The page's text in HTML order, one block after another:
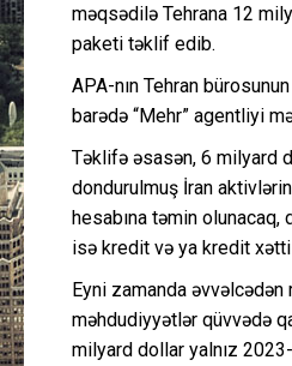
məqsədilə Tehrana 12
paketi təklif edib.
APA-nın Tehran
barədə “Mehr” agentliyi
Təklifə əsasən, 6 milyard
dondurulmuş İran
hesabına təmin
isə kredit və ya kredit
Eyni zamanda əvvəlcədən
məhdudiyyətlər qüvvədə
milyard dollar yalnız